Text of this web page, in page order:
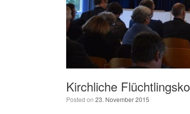
Kirchliche
Posted on 23. November 2015